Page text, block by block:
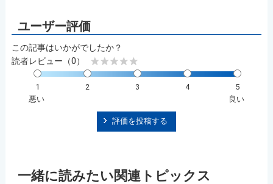
この記事はいかがでしたか？
読者レビュー（0）
1 2 3 4
5
悪い
良い
評価を投稿する
一緒に読みたい関連トピックス